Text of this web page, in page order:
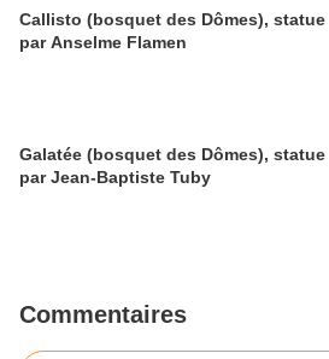
Callisto (bosquet des Dômes), statue
par Anselme Flamen
Galatée (bosquet des Dômes), statue
par Jean-Baptiste Tuby
Commentaires